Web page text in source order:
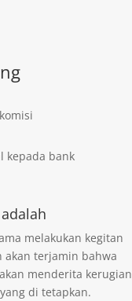
kepada bank
melakukan kegitan
akan terjamin bahwa
menderita kerugian
di tetapkan.